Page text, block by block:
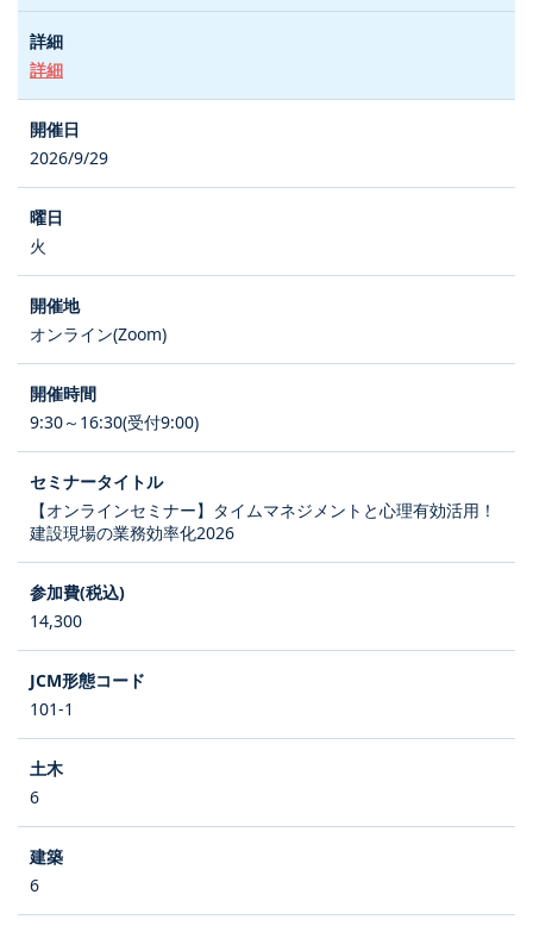
詳細
2026/9/29
火
オンライン(Zoom)
9:30～16:30(受付9:00)
【オンラインセミナー】タイムマネジメントと心理有効活用！
建設現場の業務効率化2026
14,300
101-1
6
6